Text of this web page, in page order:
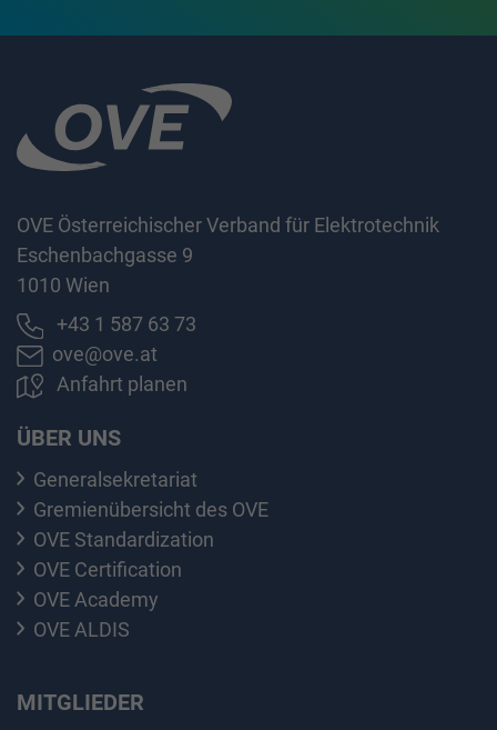
OVE Österreichischer Verband für Elektrotechnik
Eschenbachgasse 9
1010 Wien
+43 1 587 63 73
ove@ove.at
Anfahrt planen
ÜBER UNS
Generalsekretariat
Gremienübersicht des OVE
OVE Standardization
OVE Certification
OVE Academy
OVE ALDIS
MITGLIEDER